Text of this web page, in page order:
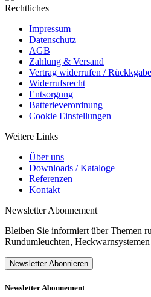
Rechtliches
Impressum
Datenschutz
AGB
Zahlung & Versand
Vertrag widerrufen / Rückkgabe
Widerrufsrecht
Entsorgung
Batterieverordnung
Cookie Einstellungen
Weitere Links
Über uns
Downloads / Kataloge
Referenzen
Kontakt
Newsletter Abonnement
Bleiben Sie informiert über Themen
Rundumleuchten,
Newsletter Abonnieren
Newsletter Abonnement